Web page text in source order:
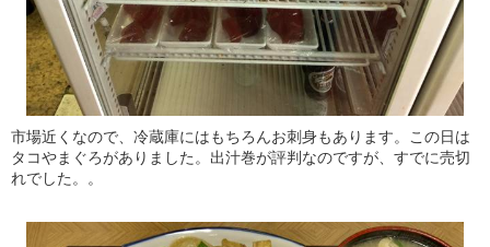
市場近くなので、冷蔵庫にはもちろんお刺身もあります。この日は
タコやまぐろがありました。出汁巻が評判なのですが、すでに売切
れでした。。